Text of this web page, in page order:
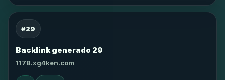
#29
Backlink generado 29
1178.xg4ken.com